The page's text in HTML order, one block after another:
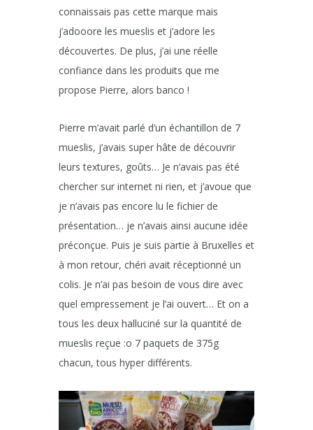
connaissais pas cette marque mais
j’adooore les mueslis et j’adore les
découvertes. De plus, j’ai une réelle
confiance dans les produits que me
propose Pierre, alors banco !
Pierre m’avait parlé d’un échantillon de 7
mueslis, j’avais super hâte de découvrir
leurs textures, goûts… Je n’avais pas été
chercher sur internet ni rien, et j’avoue que
je n’avais pas encore lu le fichier de
présentation… je n’avais ainsi aucune idée
préconçue. Puis je suis partie à Bruxelles et
à mon retour, chéri avait réceptionné un
colis. Je n’ai pas besoin de vous dire avec
quel empressement je l’ai ouvert… Et on a
tous les deux halluciné sur la quantité de
mueslis reçue :o 7 paquets de 375g
chacun, tous hyper différents.